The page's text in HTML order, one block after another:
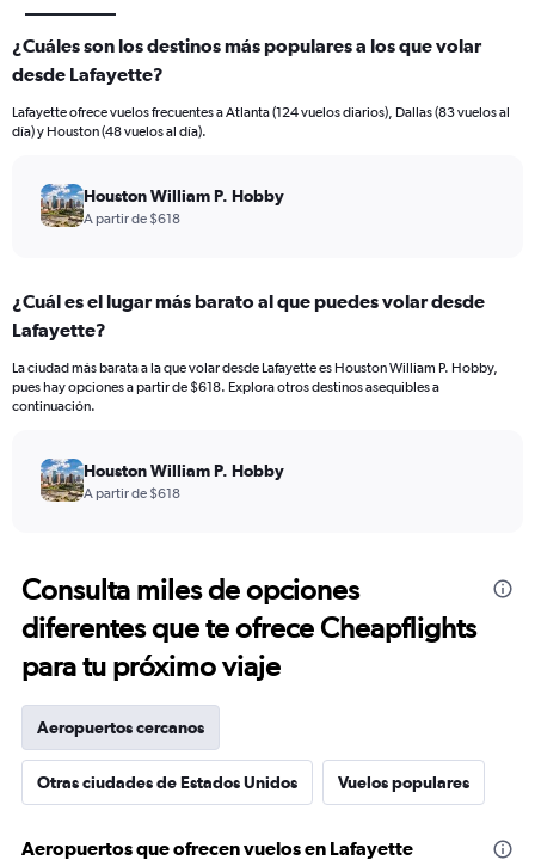
¿Cuáles son los destinos más populares a los que volar
desde Lafayette?
Lafayette ofrece vuelos frecuentes a Atlanta (124 vuelos diarios), Dallas (83 vuelos al
día) y Houston (48 vuelos al día).
Houston William P. Hobby
A partir de $618
¿Cuál es el lugar más barato al que puedes volar desde
Lafayette?
La ciudad más barata a la que volar desde Lafayette es Houston William P. Hobby,
pues hay opciones a partir de $618. Explora otros destinos asequibles a
continuación.
Houston William P. Hobby
A partir de $618
Consulta miles de opciones
diferentes que te ofrece Cheapflights
para tu próximo viaje
Aeropuertos cercanos
Otras ciudades de Estados Unidos Vuelos populares
Aeropuertos que ofrecen vuelos en Lafayette